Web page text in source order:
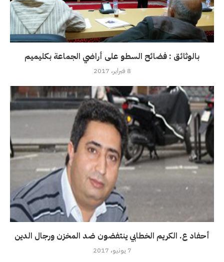
بالوثائق : فضائح السطو على أراضي الجماعة بكليميم‎
8 فبراير، 2017
أحفاد ع. الكريم الخطابي ينتفضون ضد المخزن ورجال الدين
7 يونيو، 2017